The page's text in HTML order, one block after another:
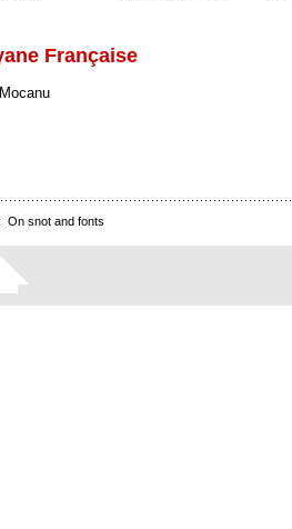
Française
On snot and fonts